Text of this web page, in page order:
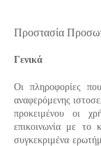
Προστασία
Γενικά
Οι πληροφορίες
αναφερόμενης
προκειμένου οι
επικοινωνία με το
συγκεκριμένα